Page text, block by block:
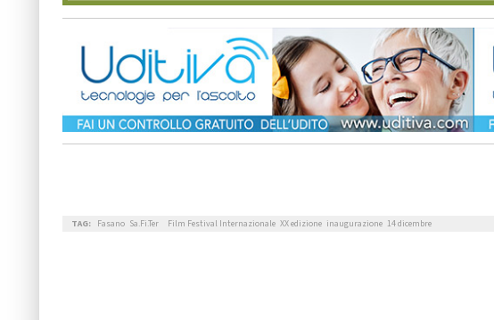
TAG: Fasano Sa.Fi.Ter Film Festival Internazionale XX edizione inaugurazione 14 dicembre